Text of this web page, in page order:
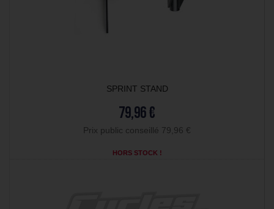
SPRINT STAND
79,96 €
Prix public conseillé 79,96 €
HORS STOCK !